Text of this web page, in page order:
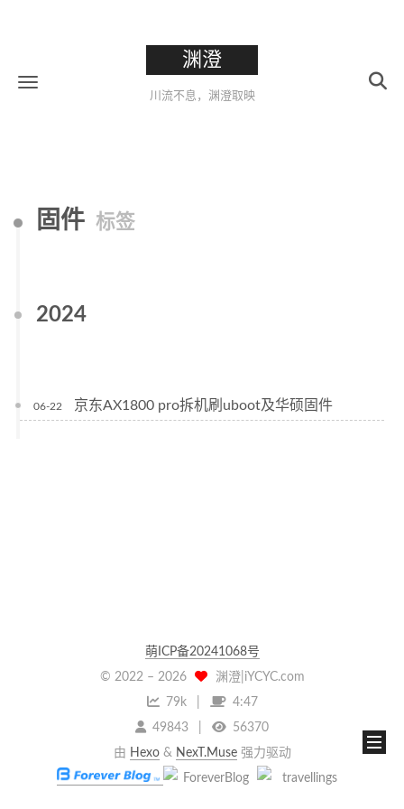
渊澄
川流不息，渊澄取映
固件 标签
2024
06-22 京东AX1800 pro拆机刷uboot及华硕固件
萌ICP备20241068号
© 2022 – 2026
渊澄|iYCYC.com
79k
4:47
49843
56370
由 Hexo& NexT.Muse强力驱动